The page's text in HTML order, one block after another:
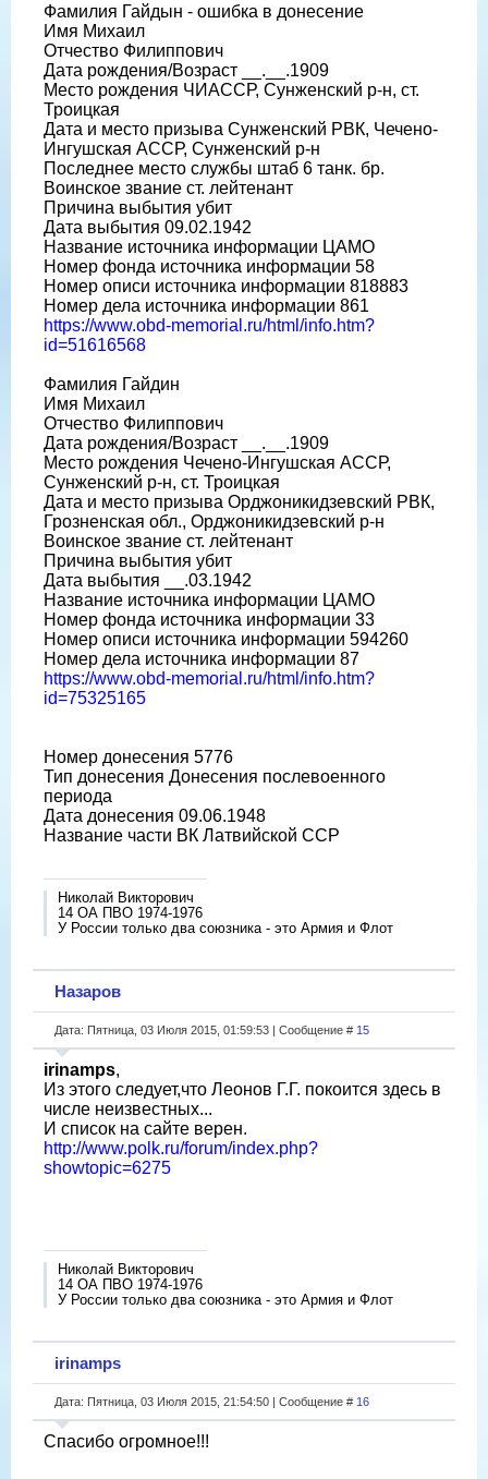
Фамилия Гайдын - ошибка в донесение
Имя Михаил
Отчество Филиппович
Дата рождения/Возраст __.__.1909
Место рождения ЧИАССР, Сунженский р-н, ст.
Троицкая
Дата и место призыва Сунженский РВК, Чечено-
Ингушская АССР, Сунженский р-н
Последнее место службы штаб 6 танк. бр.
Воинское звание ст. лейтенант
Причина выбытия убит
Дата выбытия 09.02.1942
Название источника информации ЦАМО
Номер фонда источника информации 58
Номер описи источника информации 818883
Номер дела источника информации 861
https://www.obd-memorial.ru/html/info.htm?
id=51616568
Фамилия Гайдин
Имя Михаил
Отчество Филиппович
Дата рождения/Возраст __.__.1909
Место рождения Чечено-Ингушская АССР,
Сунженский р-н, ст. Троицкая
Дата и место призыва Орджоникидзевский РВК,
Грозненская обл., Орджоникидзевский р-н
Воинское звание ст. лейтенант
Причина выбытия убит
Дата выбытия __.03.1942
Название источника информации ЦАМО
Номер фонда источника информации 33
Номер описи источника информации 594260
Номер дела источника информации 87
https://www.obd-memorial.ru/html/info.htm?
id=75325165
Номер донесения 5776
Тип донесения Донесения послевоенного
периода
Дата донесения 09.06.1948
Название части ВК Латвийской ССР
Николай Викторович
14 ОА ПВО 1974-1976
У России только два союзника - это Армия и Флот
Назаров
Дата: Пятница, 03 Июля 2015, 01:59:53 | Сообщение # 15
irinamps,
Из этого следует,что Леонов Г.Г. покоится здесь в
числе неизвестных...
И список на сайте верен.
http://www.polk.ru/forum/index.php?
showtopic=6275
Николай Викторович
14 ОА ПВО 1974-1976
У России только два союзника - это Армия и Флот
irinamps
Дата: Пятница, 03 Июля 2015, 21:54:50 | Сообщение # 16
Спасибо огромное!!!